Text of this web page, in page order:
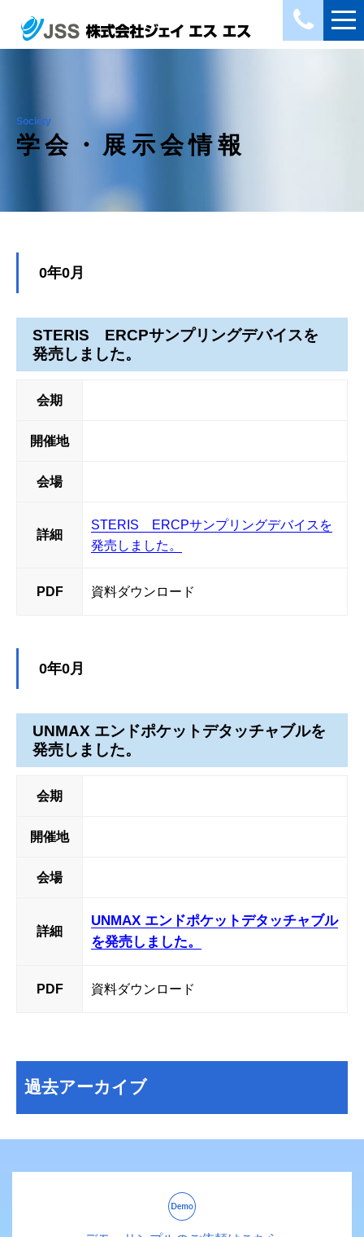
Society
学会・展示会情報
過去アーカイブ
0年0月
STERIS ERCPサンプリングデバイスを
発売しました。
会期
開催地
会場
詳細
STERIS ERCPサンプリングデバイスを
発売しました。
PDF 資料ダウンロード
0年0月
UNMAX エンドポケットデタッチャブルを
発売しました。
会期
開催地
会場
詳細
UNMAX エンドポケットデタッチャブル
を発売しました。
PDF 資料ダウンロード